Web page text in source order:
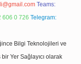
Teams:
606 0 726 Telegram:
Bilgi Teknolojileri ve
Yer Sağlayıcı olarak